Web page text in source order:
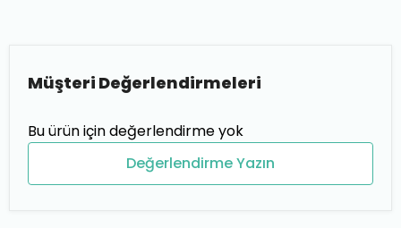
Müşteri Değerlendirmeleri
Bu ürün için değerlendirme yok
Değerlendirme Yazın